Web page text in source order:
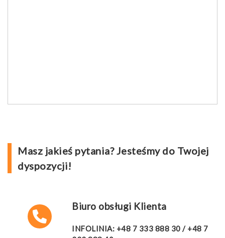
Masz jakieś pytania? Jesteśmy do Twojej
dyspozycji!
Biuro obsługi Klienta
INFOLINIA: +48 7 333 888 30 / +48 7